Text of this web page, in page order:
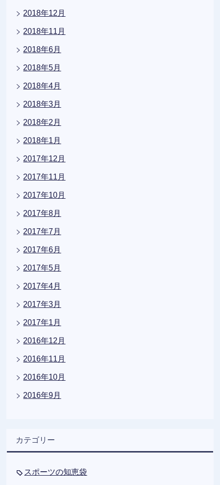
2018年12月
2018年11月
2018年6月
2018年5月
2018年4月
2018年3月
2018年2月
2018年1月
2017年12月
2017年11月
2017年10月
2017年8月
2017年7月
2017年6月
2017年5月
2017年4月
2017年3月
2017年1月
2016年12月
2016年11月
2016年10月
2016年9月
カテゴリー
スポーツの知恵袋